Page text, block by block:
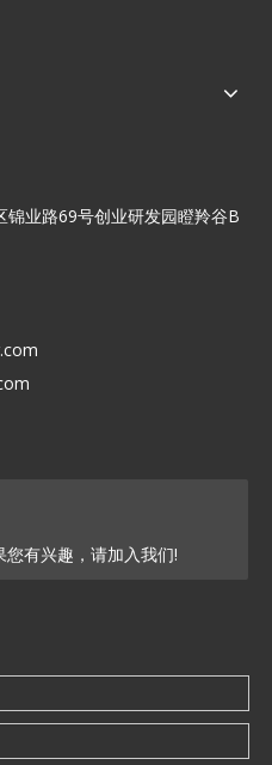
业路69号创业研发园瞪羚谷B
有兴趣，请加入我们!